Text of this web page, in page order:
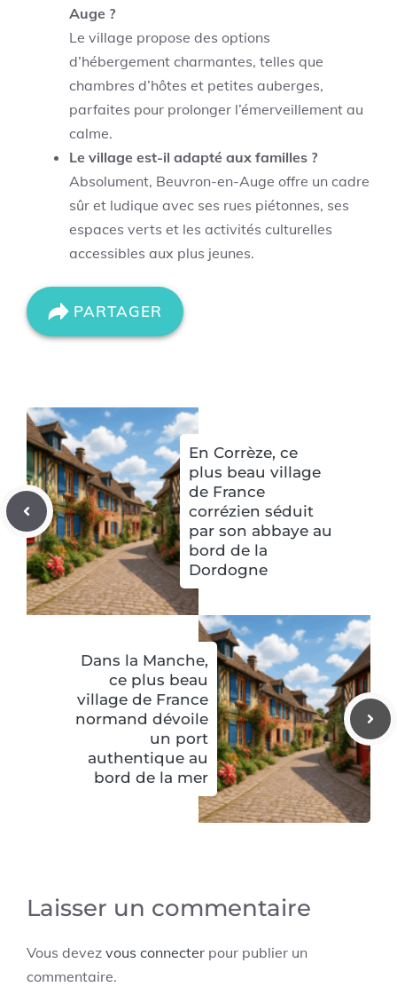
Auge ?
Le village propose des options
d’hébergement charmantes, telles que
chambres d’hôtes et petites auberges,
parfaites pour prolonger l’émerveillement au
calme.
Le village est-il adapté aux familles ?
Absolument, Beuvron-en-Auge offre un cadre
sûr et ludique avec ses rues piétonnes, ses
espaces verts et les activités culturelles
accessibles aux plus jeunes.
PARTAGER
En Corrèze, ce
plus beau village
de France
corrézien séduit
par son abbaye au
bord de la
Dordogne
Dans la Manche,
ce plus beau
village de France
normand dévoile
un port
authentique au
bord de la mer
Laisser un commentaire
Vous devez vous connecter pour publier un
commentaire.